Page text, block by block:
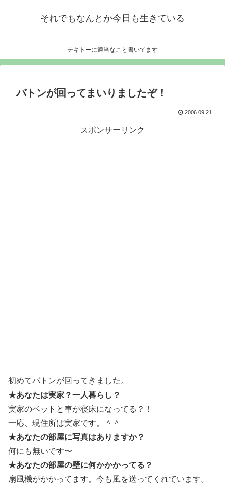
それでもなんとか今日も生きている
テキトーに適当なこと書いてます
バトンが回ってまいりましたぞ！
2006.09.21
スポンサーリンク
初めてバトンが回ってきました。
★あなたは実家？一人暮らし？
実家のベットと車が寝床になってる？！
一応、現住所は実家です。＾＾
★あなたの部屋に写真はありますか？
何にも無いです〜
★あなたの部屋の壁に何かかかってる？
扇風機がかかってます。今も風を送ってくれています。